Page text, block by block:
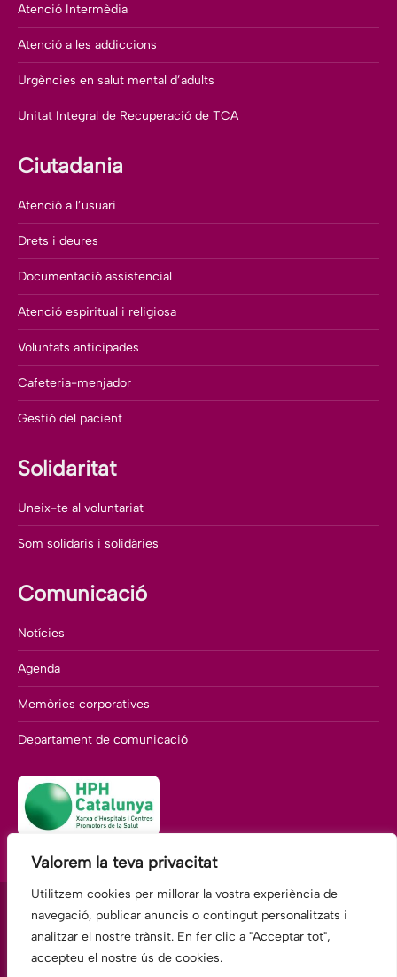
Valorem la teva privacitat
Utilitzem cookies per millorar la vostra experiència de
navegació, publicar anuncis o contingut personalitzats i
analitzar el nostre trànsit. En fer clic a "Acceptar tot",
accepteu el nostre ús de cookies.
Atenció Intermèdia
Atenció a les addiccions
Urgències en salut mental d’adults
Unitat Integral de Recuperació de TCA
Ciutadania
Atenció a l’usuari
Drets i deures
Documentació assistencial
Atenció espiritual i religiosa
Voluntats anticipades
Cafeteria-menjador
Gestió del pacient
Solidaritat
Uneix-te al voluntariat
Som solidaris i solidàries
Comunicació
Notícies
Agenda
Memòries corporatives
Departament de comunicació
Fundació Hospitalàries Martorell